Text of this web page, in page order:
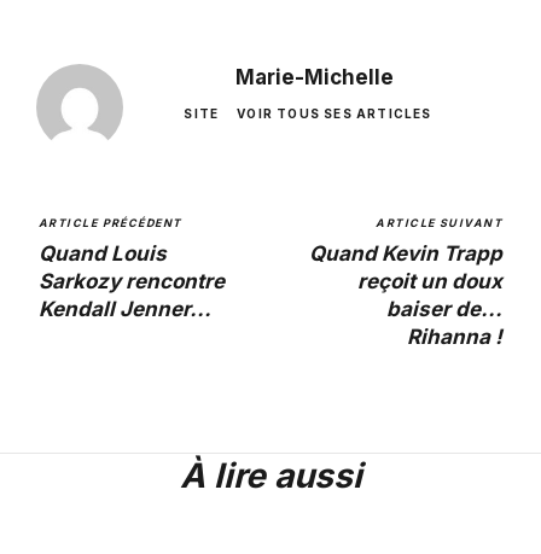
Marie-Michelle
SITE VOIR TOUS SES ARTICLES
ARTICLE PRÉCÉDENT
Quand Louis
Sarkozy rencontre
Kendall Jenner...
ARTICLE SUIVANT
Quand Kevin Trapp
reçoit un doux
baiser de...
Rihanna !
À lire aussi